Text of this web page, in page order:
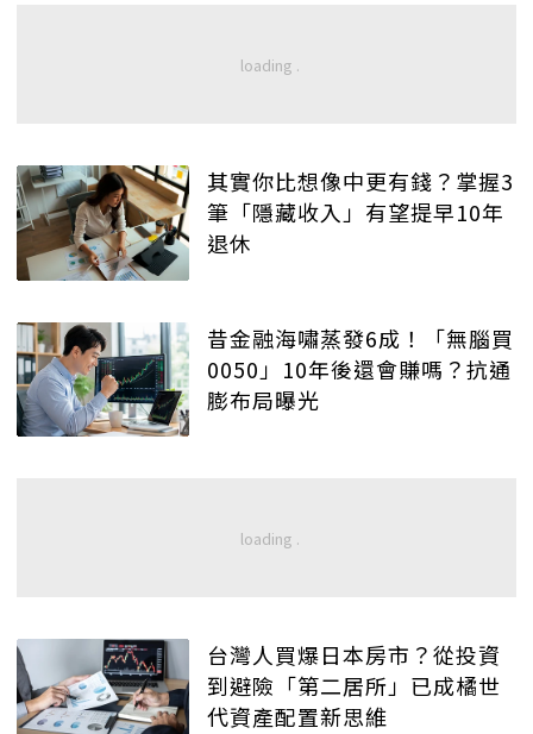
其實你比想像中更有錢？掌握3
筆「隱藏收入」有望提早10年
退休
昔金融海嘯蒸發6成！「無腦買
0050」10年後還會賺嗎？抗通
膨布局曝光
台灣人買爆日本房市？從投資
到避險「第二居所」已成橘世
代資產配置新思維